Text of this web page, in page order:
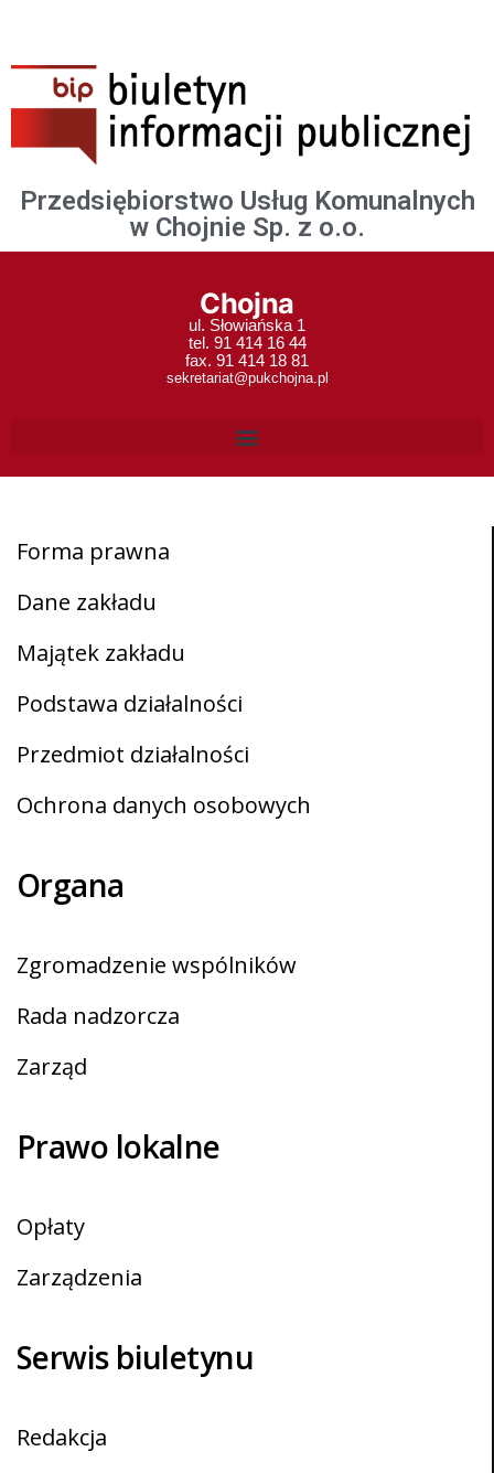
Przedsiębiorstwo Usług Komunalnych
w Chojnie Sp. z o.o.
Chojna
ul. Słowiańska 1
tel. 91 414 16 44
fax. 91 414 18 81
sekretariat@pukchojna.pl
Forma prawna
Dane zakładu
Majątek zakładu
Podstawa działalności
Przedmiot działalności
Ochrona danych osobowych
Organa
Zgromadzenie wspólników
Rada nadzorcza
Zarząd
Prawo lokalne
Opłaty
Zarządzenia
Serwis biuletynu
Redakcja